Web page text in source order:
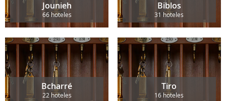
Jounieh
66 hoteles
Biblos
31 hoteles
Bcharré
22 hoteles
Tiro
16 hoteles